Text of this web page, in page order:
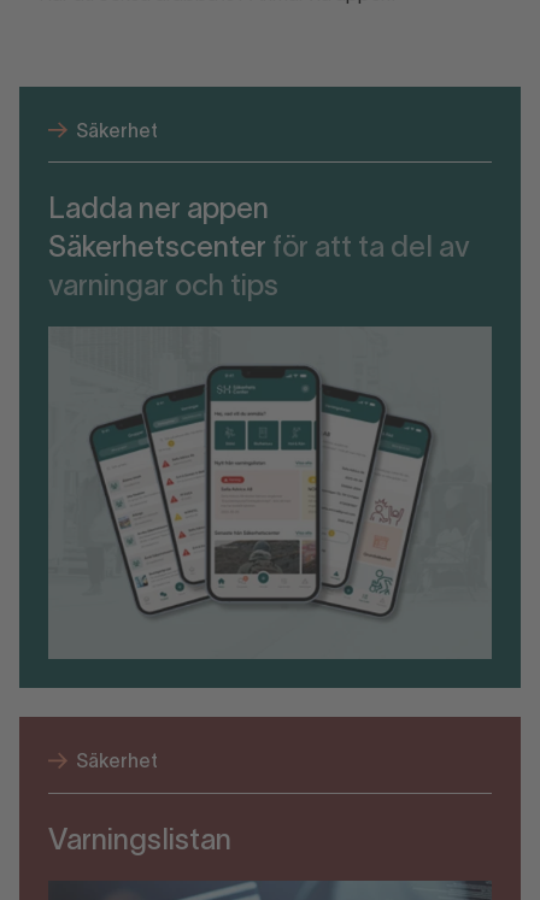
Säkerhet
Ladda ner appen
Säkerhetscenter för att ta del av
varningar och tips
Säkerhet
Varningslistan